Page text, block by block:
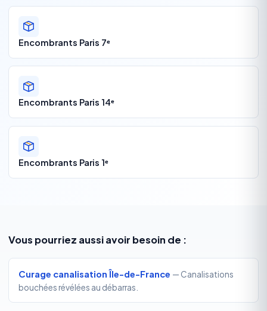
Encombrants Paris 7ᵉ
Encombrants Paris 14ᵉ
Encombrants Paris 1ᵉ
Vous pourriez aussi avoir besoin de :
Curage canalisation Île-de-France — Canalisations
bouchées révélées au débarras.